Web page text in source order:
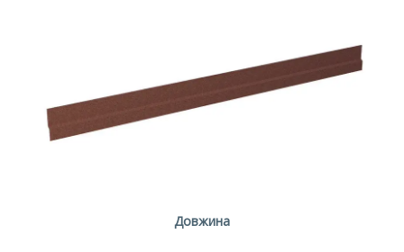
Довжина